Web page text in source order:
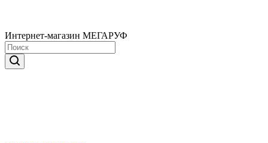
Интернет-магазин МЕГАРУФ